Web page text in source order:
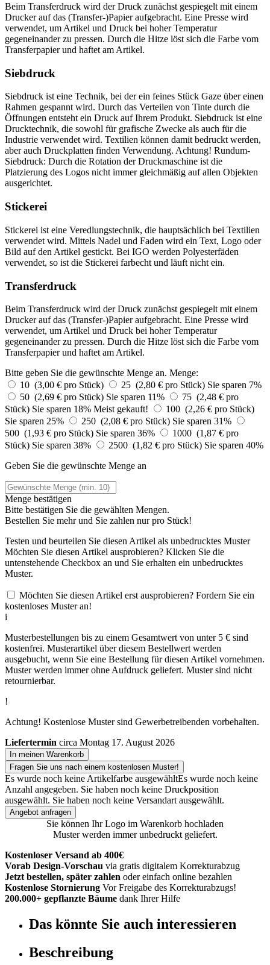
Beim Transferdruck wird der Druck zunächst gespiegelt mit einem
Drucker auf das (Transfer-)Papier aufgebracht. Eine Presse wird
verwendet, um Artikel und Druck bei hoher Temperatur
gegeneinander zu pressen. Durch die Hitze löst sich die Farbe vom
Transferpapier und haftet am Artikel.
Siebdruck
Siebdruck ist eine Technik, bei der ein feines Stück Gaze über einen
Rahmen gespannt wird. Durch das Verteilen von Tinte durch die
Öffnungen entsteht ein Druck auf Ihrem Produkt. Siebdruck ist eine
Drucktechnik, die sowohl für grafische Zwecke als auch für die
Industrie verwendet wird. Textilien können damit bedruckt werden,
aber auch Druckplatten finden Verwendung. Achtung! Rundum-
Siebdruck: Durch die Rotation der Druckmaschine ist die
Platzierung des Logos nicht immer gleichmäßig auf allen Objekten
ausgerichtet.
Stickerei
Stickerei ist eine Veredlungstechnik, die hauptsächlich bei Textilien
verwendet wird. Mittels Nadel und Faden wird ein Text, Logo oder
Bild auf den Artikel gestickt. Bei IGO werden Polyesterfäden
verwendet, so ist die Stickerei farbecht und läuft nicht ein.
Transferdruck
Beim Transferdruck wird der Druck zunächst gespiegelt mit einem
Drucker auf das (Transfer-)Papier aufgebracht. Eine Presse wird
verwendet, um Artikel und Druck bei hoher Temperatur
gegeneinander zu pressen. Durch die Hitze löst sich die Farbe vom
Transferpapier und haftet am Artikel.
Bitte geben Sie die gewünschte Menge an. Menge:
10 (3,00 € pro Stück)
25 (2,80 € pro Stück) Sie sparen 7%
50 (2,69 € pro Stück) Sie sparen 11%
75 (2,48 € pro
Stück) Sie sparen 18% Meist gekauft!
100 (2,26 € pro Stück)
Sie sparen 25%
250 (2,08 € pro Stück) Sie sparen 31%
500 (1,93 € pro Stück) Sie sparen 36%
1000 (1,87 € pro
Stück) Sie sparen 38% 2500 (1,82 € pro Stück) Sie sparen 40%
Geben Sie die gewünschte Menge an
Menge bestätigen
Bitte bestätigen Sie die gewählten Mengen.
Bestellen Sie mehr und Sie zahlen nurpro Stück!
Testen und beurteilen Sie diesen Artikel als unbedrucktes Muster
Möchten Sie diesen Artikel ausprobieren? Klicken Sie die
untenstehende Checkbox an und Sie erhalten ein unbedrucktes
Muster.
Möchten Sie diesen Artikel erst ausprobieren? Fordern Sie ein
kostenloses Muster an!
i
Musterbestellungen bis zu einem Gesamtwert von unter 5 € sind
kostenfrei. Musterartikel über diesem Bestellwert werden
ausgebucht, wenn Sie eine Bestellung für diesen Artikel vornehmen.
Muster werden immer ohne Aufdruck geliefert. Muster sind nicht
retournierbar.
!
Achtung! Kostenlose Muster sind Gewerbetreibenden vorbehalten.
Liefertermin circa Montag 17. August 2026
In meinen Warenkorb
Fragen Sie uns nach einem kostenlosen Muster!
Es wurde noch keine Artikelfarbe ausgewähltEs wurde noch keine
Anzahl angegeben. Sie haben noch keine Druckposition
ausgewählt. Sie haben noch keine Versandart ausgewählt.
Angebot anfragen
Sie können Ihr Logo im Warenkorb hochladen
Muster werden immer unbedruckt geliefert.
Kostenloser Versand ab 400€
Vorab Design-Vorschau via gratis digitalem Korrekturabzug
Jetzt bestellen, später zahlen oder einfach online bezahlen
Kostenlose Stornierung Vor Freigabe des Korrekturabzugs!
200.000+ gepflanzte Bäume dank Ihrer Hilfe
Das könnte Sie auch interessieren
Beschreibung